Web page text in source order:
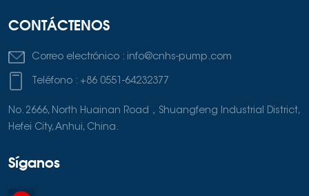
CONTÁCTENOS
Correo electrónico : info@cnhs-pump.com
Teléfono : +86 0551-64232377
No. 2666, North Huainan Road，Shuangfeng Industrial District,
Hefei City, Anhui, China.
Síganos